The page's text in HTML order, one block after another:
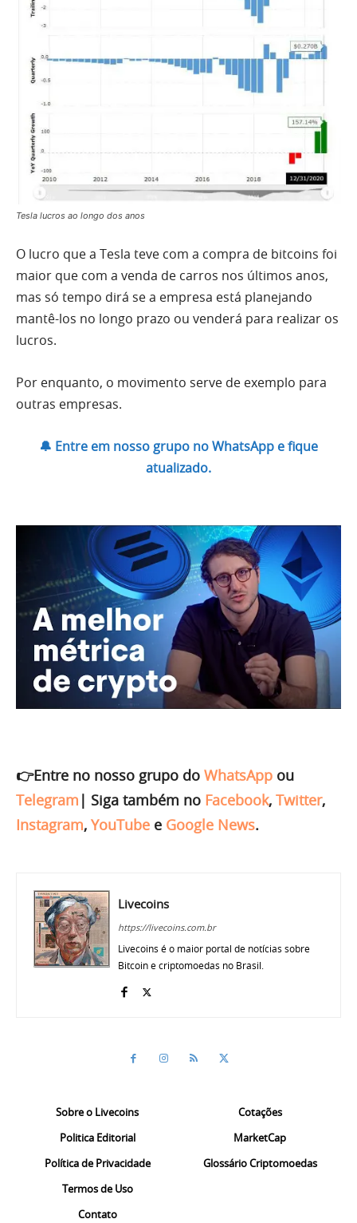
Tesla lucros ao longo dos anos
O lucro que a Tesla teve com a compra de bitcoins foi
maior que com a venda de carros nos últimos anos,
mas só tempo dirá se a empresa está planejando
mantê-los no longo prazo ou venderá para realizar os
lucros.
Por enquanto, o movimento serve de exemplo para
outras empresas.
🔔 Entre em nosso grupo no WhatsApp e fique
atualizado.
👉Entre no nosso grupo do WhatsApp ou
Telegram | Siga também no Facebook, Twitter,
Instagram, YouTube e Google News.
Livecoins
https://livecoins.com.br
Livecoins é o maior portal de notícias sobre
Bitcoin e criptomoedas no Brasil.
Sobre o Livecoins
Politica Editorial
Política de Privacidade
Termos de Uso
Contato
Cotações
MarketCap
Glossário Criptomoedas